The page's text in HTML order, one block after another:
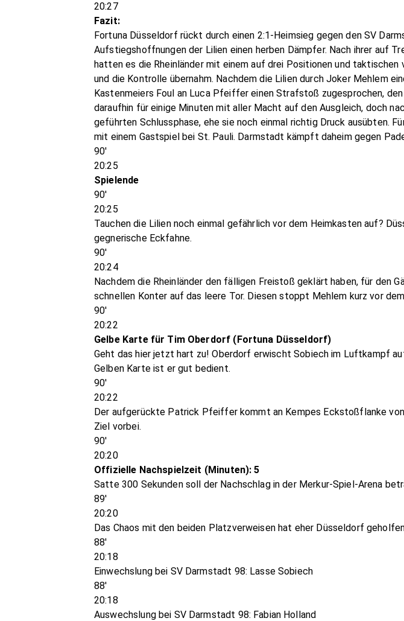
20:27
Fazit:
Fortuna Düsseldorf rückt durch einen 2:1-Heimsieg gegen den SV
Aufstiegshoffnungen der Lilien einen herben Dämpfer. Nach ihrer auf
hatten es die Rheinländer mit einem auf drei Positionen und
und die Kontrolle übernahm. Nachdem die Lilien durch Joker Mehlem
Kastenmeiers Foul an Luca Pfeiffer einen Strafstoß zugesprochen,
daraufhin für einige Minuten mit aller Macht auf den Ausgleich, doch
geführten Schlussphase, ehe sie noch einmal richtig Druck ausübten.
mit einem Gastspiel bei St. Pauli. Darmstadt kämpft daheim gegen
90'
20:25
Spielende
90'
20:25
Tauchen die Lilien noch einmal gefährlich vor dem Heimkasten auf?
gegnerische Eckfahne.
90'
20:24
Nachdem die Rheinländer den fälligen Freistoß geklärt haben, für den
schnellen Konter auf das leere Tor. Diesen stoppt Mehlem kurz vor
90'
20:22
Gelbe Karte für Tim Oberdorf (Fortuna Düsseldorf)
Geht das hier jetzt hart zu! Oberdorf erwischt Sobiech im Luftkampf
Gelben Karte ist er gut bedient.
90'
20:22
Der aufgerückte Patrick Pfeiffer kommt an Kempes Eckstoßflanke
Ziel vorbei.
90'
20:20
Offizielle Nachspielzeit (Minuten): 5
Satte 300 Sekunden soll der Nachschlag in der Merkur-Spiel-Arena
89'
20:20
Das Chaos mit den beiden Platzverweisen hat eher Düsseldorf
88'
20:18
Einwechslung bei SV Darmstadt 98: Lasse Sobiech
88'
20:18
Auswechslung bei SV Darmstadt 98: Fabian Holland